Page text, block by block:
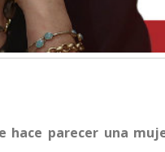
parecer una